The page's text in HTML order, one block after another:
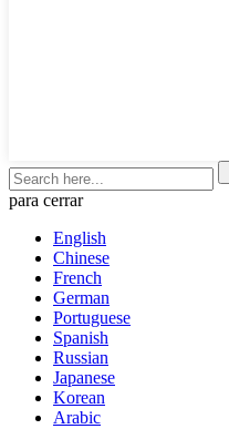
para cerrar
English
Chinese
French
German
Portuguese
Spanish
Russian
Japanese
Korean
Arabic